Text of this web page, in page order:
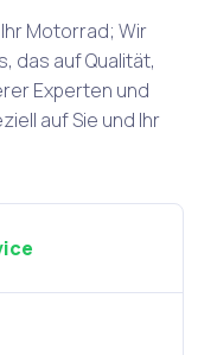
Motorrad; Wir
das auf Qualität,
Experten und
auf Sie und Ihr